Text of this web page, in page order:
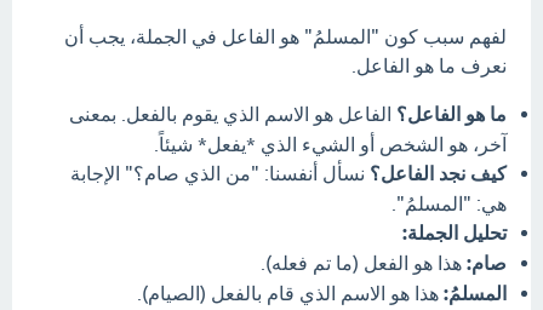
لفهم سبب كون "المسلمُ" هو الفاعل في الجملة، يجب أن
نعرف ما هو الفاعل.
ما هو الفاعل؟ الفاعل هو الاسم الذي يقوم بالفعل. بمعنى
آخر، هو الشخص أو الشيء الذي *يفعل* شيئاً.
كيف نجد الفاعل؟ نسأل أنفسنا: "من الذي صام؟" الإجابة
هي: "المسلمُ".
تحليل الجملة:
صام: هذا هو الفعل (ما تم فعله).
المسلمُ: هذا هو الاسم الذي قام بالفعل (الصيام).